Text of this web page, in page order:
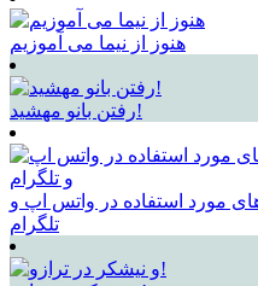
هنوز از نیما می آموزیم
رفتن بانو مهشید!
مورد استفاده در واتس اپ و
تلگرام